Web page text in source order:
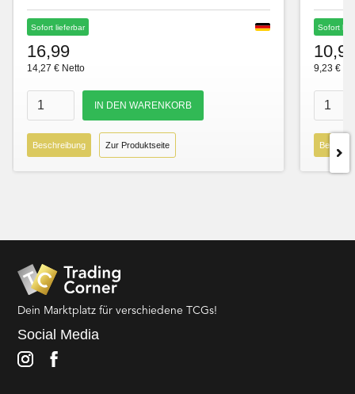
Sofort lieferbar
16,99
14,27 € Netto
Beschreibung Zur Produktseite
Sofort
9,23 €
Dein Marktplatz für verschiedene TCGs!
Social Media